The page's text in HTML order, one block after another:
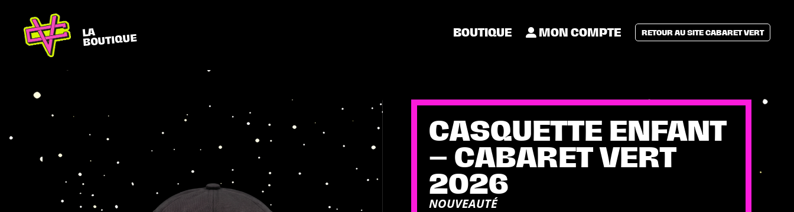
LA
BOUTIQUE
BOUTIQUE MON COMPTE RETOUR AU SITE CABARET VERT
CASQUETTE ENFANT
– CABARET VERT
2026
NOUVEAUTÉ